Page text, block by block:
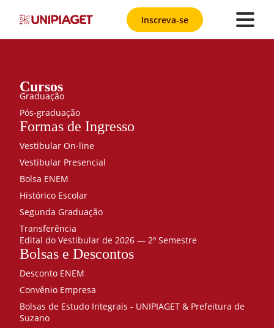
Inscreva-se
Cursos
Graduação
Pós-graduação
Formas de Ingresso
Vestibular On-line
Vestibular Presencial
Bolsa ENEM
Histórico Escolar
Segunda Graduação
Transferência
Edital do Vestibular de 2026 — 2º Semestre
Bolsas e Descontos
Desconto ENEM
Convênio Empresa
Bolsas de Estudo Integrais - UNIPIAGET & Prefeitura de
Suzano